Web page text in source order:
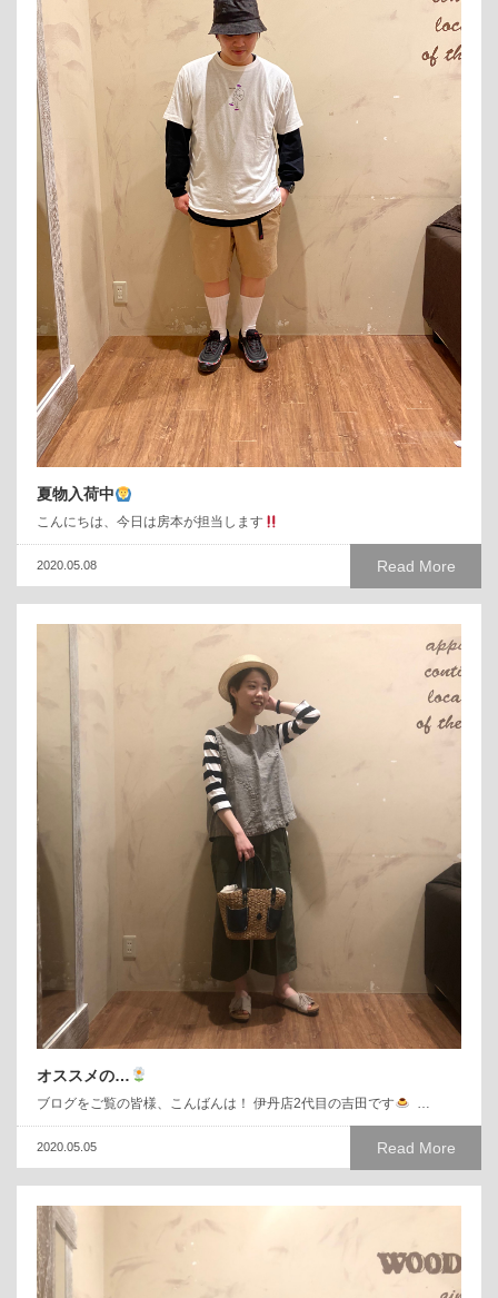
夏物入荷中
こんにちは、今日は房本が担当します
Read More
2020.05.08
オススメの…
ブログをご覧の皆様、こんばんは！ 伊丹店2代目の吉田です …
Read More
2020.05.05